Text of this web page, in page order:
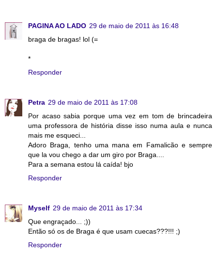
PAGINA AO LADO 29 de maio de 2011 às 16:48
braga de bragas! lol (=
*
Responder
Petra 29 de maio de 2011 às 17:08
Por acaso sabia porque uma vez em tom de brincadeira
uma professora de história disse isso numa aula e nunca
mais me esqueci...
Adoro Braga, tenho uma mana em Famalicão e sempre
que la vou chego a dar um giro por Braga....
Para a semana estou lá caída! bjo
Responder
Myself 29 de maio de 2011 às 17:34
Que engraçado... ;))
Então só os de Braga é que usam cuecas???!!! ;)
Responder